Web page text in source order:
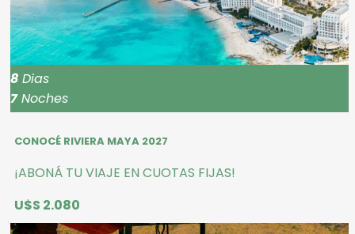
Dias
Noches
CONOCÉ RIVIERA MAYA 2027
¡ABONÁ TU VIAJE EN CUOTAS FIJAS!
U$S 2.080